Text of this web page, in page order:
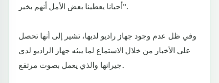
أحيانا يعطينا بعض الأمل أنهم بخير".
وفي ظل عدم وجود جهاز راديو لديها، تشير إلى أنها تحصل
على الأخبار من خلال الاستماع لما يبثه جهاز الراديو لدى
جيرانها والذي يعمل بصوت مرتفع.